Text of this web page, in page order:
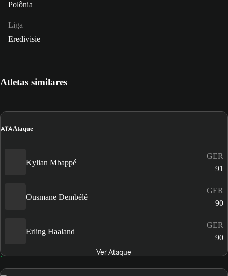
Polônia
Liga
Eredivisie
Atletas similares
ATAAtaque
Kylian Mbappé
GER
91
Ousmane Dembélé
GER
90
Erling Haaland
GER
90
Ver Ataque